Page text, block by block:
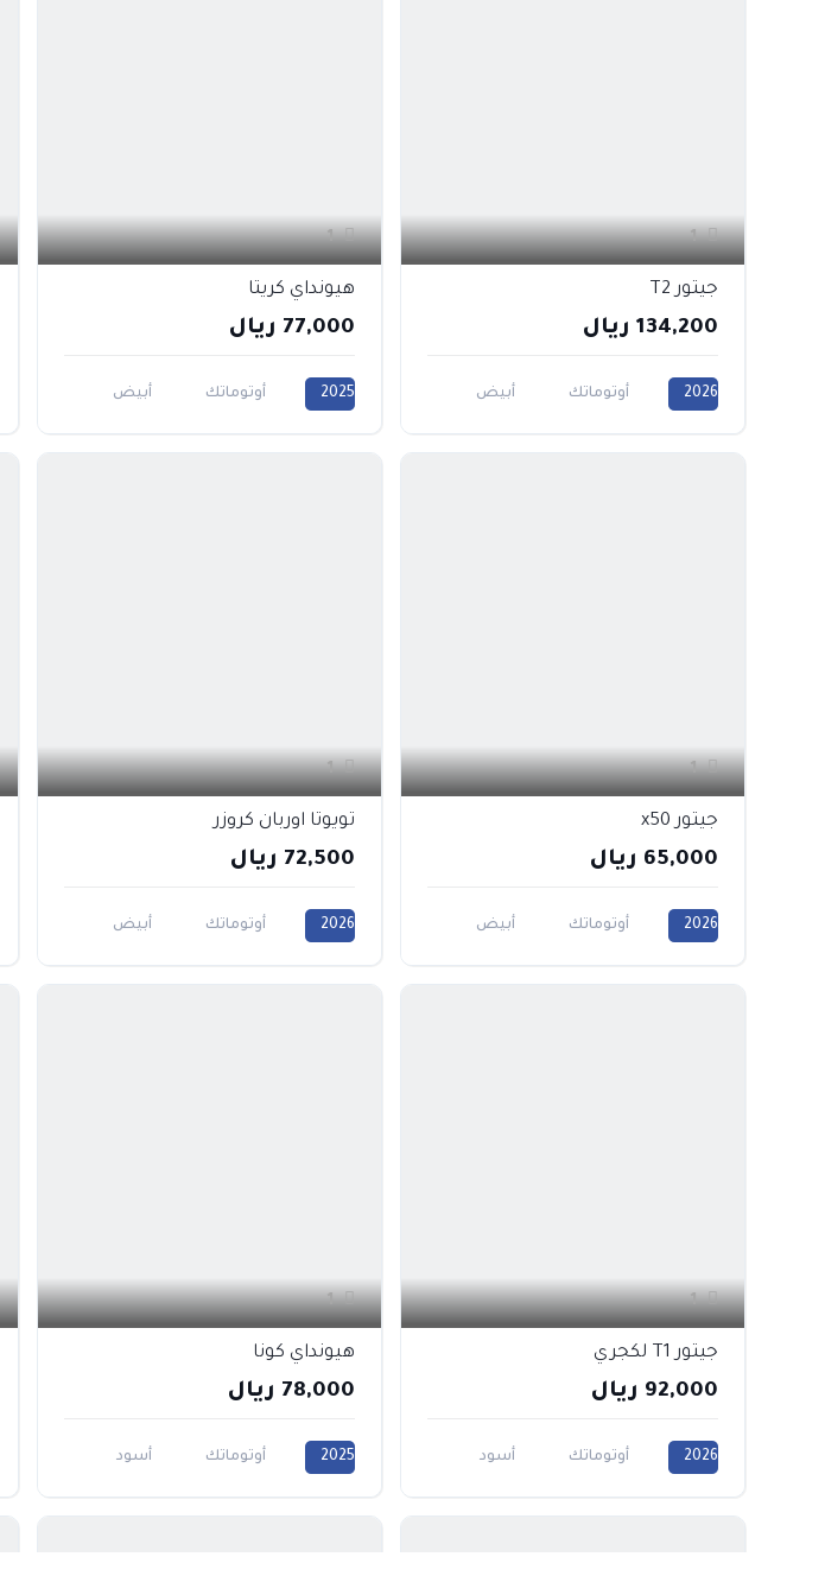
1
جيتور T2
134,200 ريال
2026 أوتوماتك
أبيض
1
هيونداي كريتا
77,000 ريال
2025 أوتوماتك
أبيض
1
جيتور x50
65,000 ريال
2026 أوتوماتك
أبيض
1
تويوتا اوربان كروزر
72,500 ريال
2026 أوتوماتك
أبيض
1
جيتور T1 لكجري
92,000 ريال
2026 أوتوماتك
أسود
1
هيونداي كونا
78,000 ريال
2025 أوتوماتك
أسود